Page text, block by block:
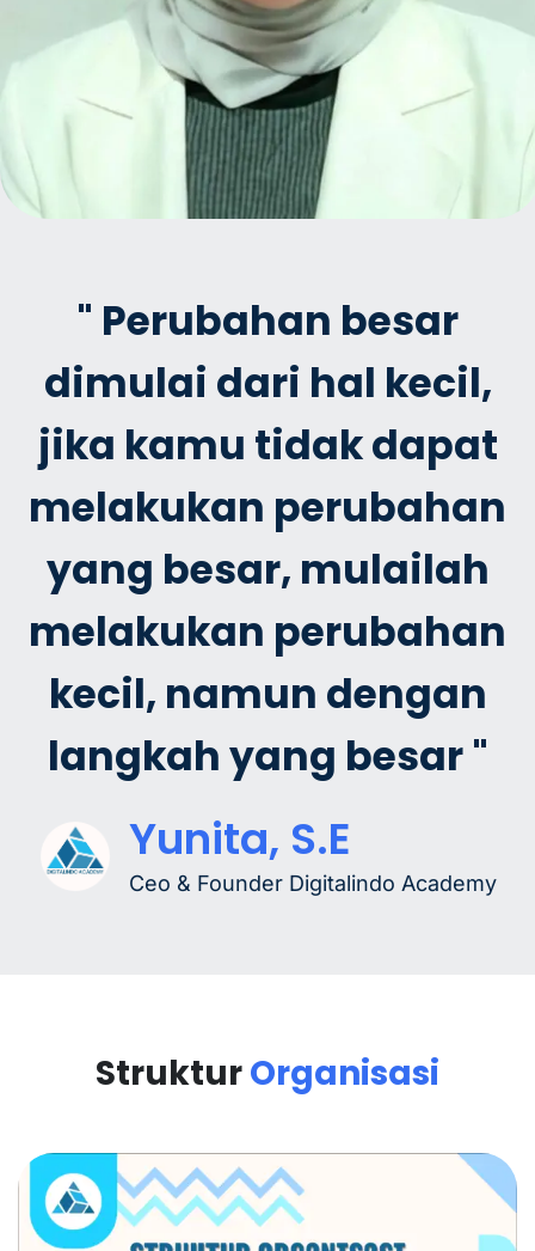
" Perubahan besar
dimulai dari hal kecil,
jika kamu tidak dapat
melakukan perubahan
yang besar, mulailah
melakukan perubahan
kecil, namun dengan
langkah yang besar "
Yunita, S.E
Ceo & Founder Digitalindo Academy
StrukturOrganisasi